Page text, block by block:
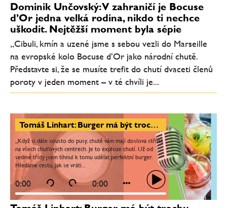
Dominik Unčovský: V zahraničí je Bocuse
d’Or jedna velká rodina, nikdo ti nechce
uškodit. Nejtěžší moment byla sépie
„Cibuli, kmín a uzené jsme s sebou vezli do Marseille
na evropské kolo Bocuse d’Or jako národní chutě.
Představte si, že se musíte trefit do chutí dvaceti členů
poroty v jeden moment – v té chvíli je...
Tomáš Linhart: Burger má být trochu sladký, trochu slaný, tučný a mít v sobě i kyselost. Burger je láska
„Když si dáte sousto do pusy, chutě vám mají doslova střílet
na všech chuťových centrech. Je to exploze chutí. Už od
sedmé třídy jsem tíhnul k tomu udělat perfektní burger.
Hledáme cestu, jak se vráti...
0:00 0:00